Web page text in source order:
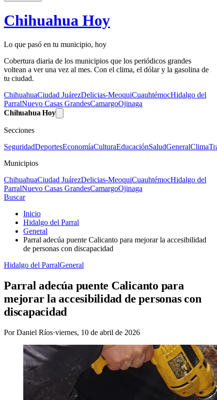
Chihuahua Hoy
Lo que pasó en tu municipio, hoy
Cobertura diaria de los municipios que los periódicos grandes
voltean a ver una vez al mes. Con el clima, el dólar y la gasolina de
tu ciudad.
ChihuahuaCiudad JuárezDelicias-MeoquiCuauhtémocHidalgo del
ParralNuevo Casas GrandesCamargoOjinaga
Chihuahua Hoy
Secciones
SeguridadDeportesEconomíaCulturaEducaciónSaludGeneralClima
Municipios
ChihuahuaCiudad JuárezDelicias-MeoquiCuauhtémocHidalgo del
ParralNuevo Casas GrandesCamargoOjinaga
Buscar
Inicio
Hidalgo del Parral
General
Parral adecúa puente Calicanto para mejorar la accesibilidad
de personas con discapacidad
Hidalgo del ParralGeneral
Parral adecúa puente Calicanto para
mejorar la accesibilidad de personas con
discapacidad
PorDaniel Ríos·viernes, 10 de abril de 2026